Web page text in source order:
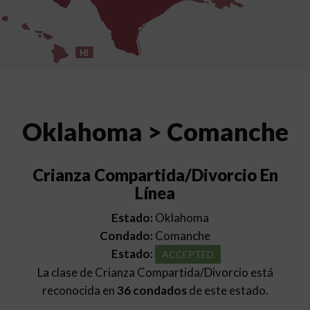
HI
Oklahoma > Comanche
Crianza Compartida/Divorcio En
Línea
Estado: Oklahoma
Condado: Comanche
Estado:
ACCEPTED
La clase de Crianza Compartida/Divorcio está
reconocida en 36 condadosde este estado.